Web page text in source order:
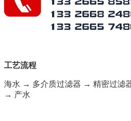
工艺流程
海水 → 多介质过滤器 → 精密过滤
→ 产水